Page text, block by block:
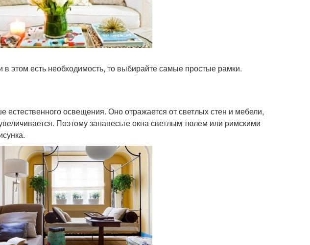
этом есть необходимость, то выбирайте самые простые рамки.
естественного освещения. Оно отражается от светлых стен и мебели,
Поэтому занавесьте окна светлым тюлем или римскими